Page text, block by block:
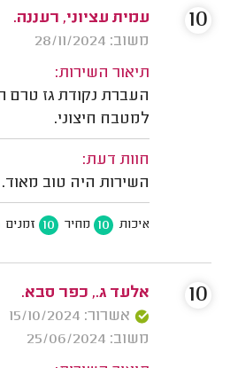
עמית עציוני, רעננה.
משוב: 28/11/2024
תיאור השירות:
העברת נקודת גז טרם
למטבח חיצוני.
חוות דעת:
השירות היה טוב מאוד.
איכות 10 מחיר 10 זמנים
10
אלעד ג., כפר סבא.
אשרור: 15/10/2024
משוב: 25/06/2024
10